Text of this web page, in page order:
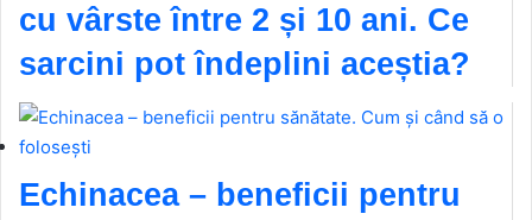
cu vârste între 2 și 10 ani. Ce
sarcini pot îndeplini aceștia?
Echinacea – beneficii pentru